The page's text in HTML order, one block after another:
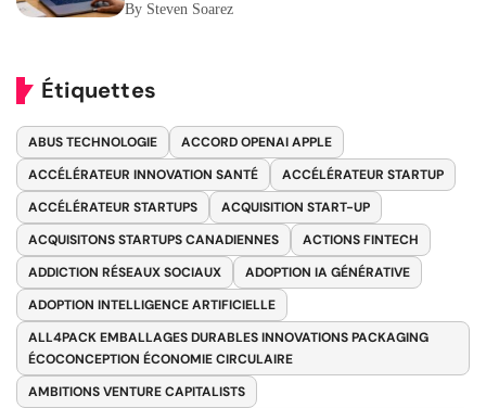
By Steven Soarez
Étiquettes
ABUS TECHNOLOGIE
ACCORD OPENAI APPLE
ACCÉLÉRATEUR INNOVATION SANTÉ
ACCÉLÉRATEUR STARTUP
ACCÉLÉRATEUR STARTUPS
ACQUISITION START-UP
ACQUISITONS STARTUPS CANADIENNES
ACTIONS FINTECH
ADDICTION RÉSEAUX SOCIAUX
ADOPTION IA GÉNÉRATIVE
ADOPTION INTELLIGENCE ARTIFICIELLE
ALL4PACK EMBALLAGES DURABLES INNOVATIONS PACKAGING
ÉCOCONCEPTION ÉCONOMIE CIRCULAIRE
AMBITIONS VENTURE CAPITALISTS